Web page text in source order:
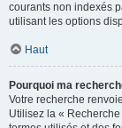
courants non indexés
utilisant les options
Haut
Pourquoi ma
Votre recherche
Utilisez la «